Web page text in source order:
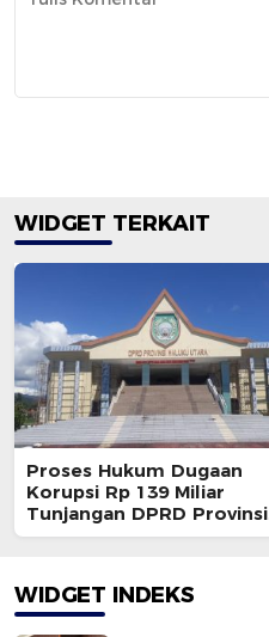
WIDGET TERKAIT
Proses Hukum Dugaan
Korupsi Rp 139 Miliar
Tunjangan DPRD Provinsi
Bakal Dihentikan ?
WIDGET INDEKS